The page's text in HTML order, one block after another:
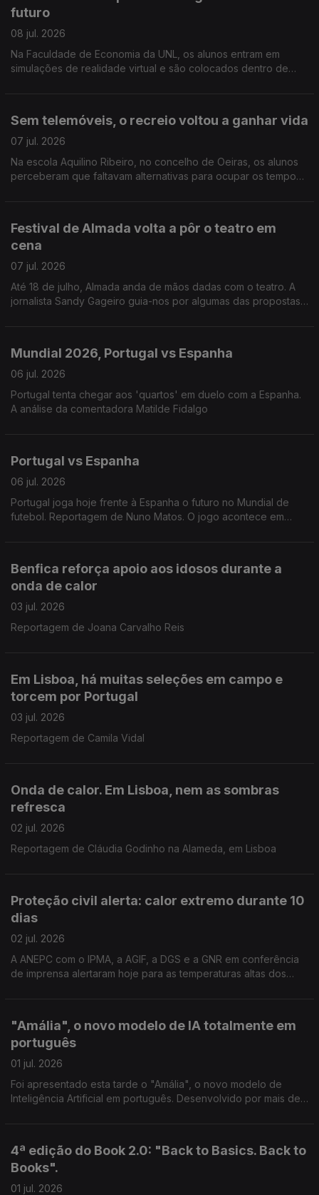
futuro
08 jul. 2026
Na Faculdade de Economia da UNL, os alunos entram em
simulações de realidade virtual e são colocados dentro de
Sem telemóveis, o recreio voltou a ganhar vida
07 jul. 2026
Na escola Aquilino Ribeiro, no concelho de Oeiras, os alunos
perceberam que faltavam alternativas para ocupar os tempos
Festival de Almada volta a pôr o teatro em
cena
07 jul. 2026
Até 18 de julho, Almada anda de mãos dadas com o teatro. A
jornalista Sandy Gageiro guia-nos por algumas das propostas
Mundial 2026, Portugal vs Espanha
06 jul. 2026
Portugal tenta chegar aos 'quartos' em duelo com a Espanha.
A análise da comentadora Matilde Fidalgo
Portugal vs Espanha
06 jul. 2026
Portugal joga hoje frente à Espanha o futuro no Mundial de
futebol. Reportagem de Nuno Matos. O jogo acontece em
Benfica reforça apoio aos idosos durante a
onda de calor
03 jul. 2026
Reportagem de Joana Carvalho Reis
Em Lisboa, há muitas seleções em campo e
torcem por Portugal
03 jul. 2026
Reportagem de Camila Vidal
Onda de calor. Em Lisboa, nem as sombras
refresca
02 jul. 2026
Reportagem de Cláudia Godinho na Alameda, em Lisboa
Proteção civil alerta: calor extremo durante 10
dias
02 jul. 2026
A ANEPC com o IPMA, a AGIF, a DGS e a GNR em conferência
de imprensa alertaram hoje para as temperaturas altas dos
"Amália", o novo modelo de IA totalmente em
português
01 jul. 2026
Foi apresentado esta tarde o "Amália", o novo modelo de
Inteligência Artificial em português. Desenvolvido por mais de
de Inês Ameixa
4ª edição do Book 2.0: "Back to Basics. Back to
Books".
01 jul. 2026